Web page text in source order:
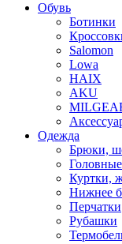
Обувь
Ботинки
Salomon
Lowa
HAIX
AKU
Одежда
Брюки,
Куртки,
Нижнее
Перчатки
Рубашки